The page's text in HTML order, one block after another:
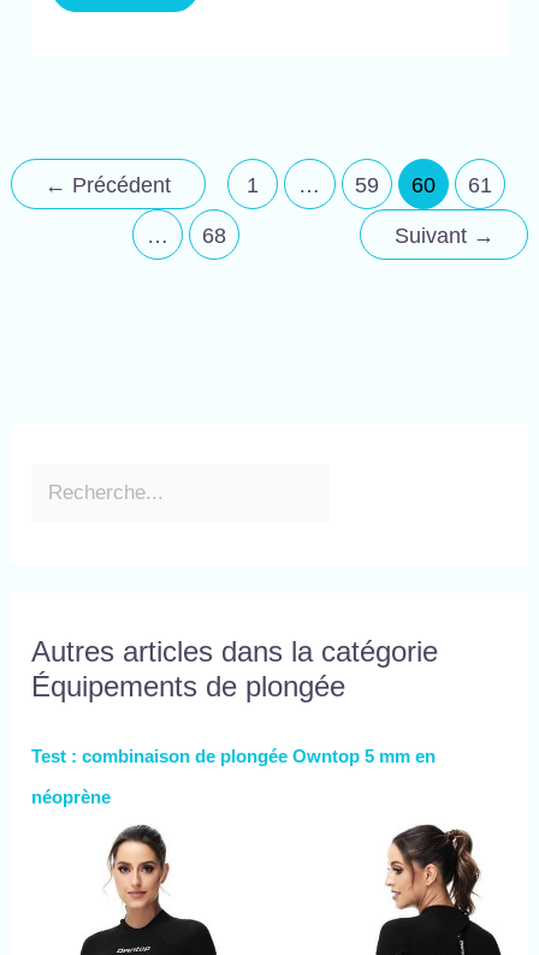
← Précédent 1 … 59 60 61
… 68 Suivant →
Autres articles dans la catégorie
Équipements de plongée
Test : combinaison de plongée Owntop 5 mm en
néoprène